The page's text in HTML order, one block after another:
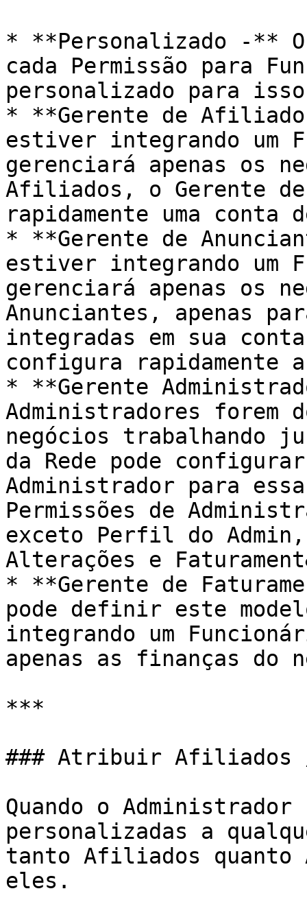
* **Personalizado -**
cada Permissão para
personalizado para
* **Gerente de
estiver integrando um
gerenciará apenas os
Afiliados, o Gerente
rapidamente uma conta
* **Gerente de
estiver integrando um
gerenciará apenas os
Anunciantes, apenas
integradas em sua
configura rapidamente
* **Gerente
Administradores forem
negócios trabalhando
da Rede pode
Administrador para
Permissões de
exceto Perfil do
Alterações e
* **Gerente de
pode definir este
integrando um
apenas as finanças do
***
### Atribuir Afiliados /
Quando o Administrador
personalizadas a
tanto Afiliados quanto
eles.